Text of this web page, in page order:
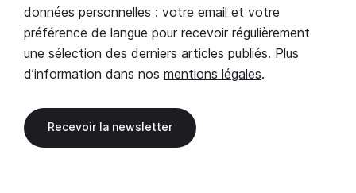
données personnelles : votre email et votre
préférence de langue pour recevoir régulièrement
une sélection des derniers articles publiés. Plus
d’information dans nos mentions légales.